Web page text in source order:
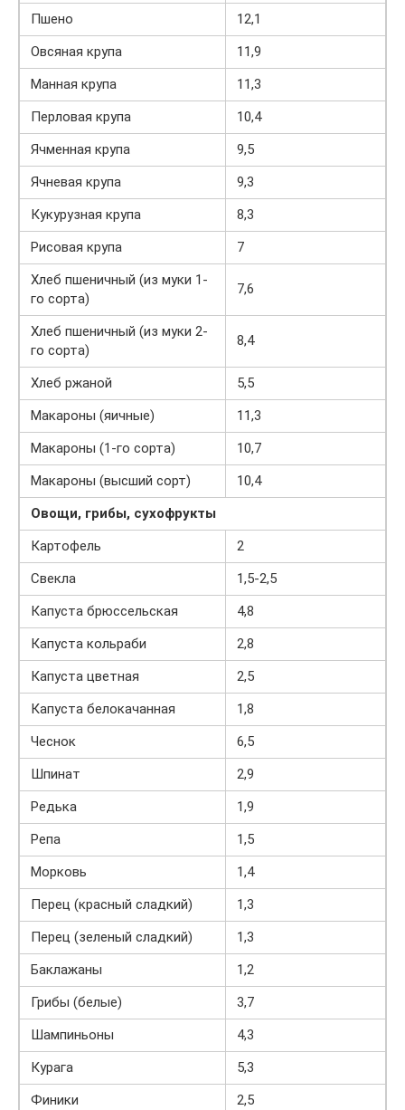
Пшено
12,1
Овсяная крупа
11,9
Манная крупа
11,3
Перловая крупа
10,4
Ячменная крупа
9,5
Ячневая крупа
9,3
Кукурузная крупа
8,3
Рисовая крупа
7
Хлеб пшеничный (из муки 1-
го сорта)
7,6
Хлеб пшеничный (из муки 2-
го сорта)
8,4
Хлеб ржаной
5,5
Макароны (яичные)
11,3
Макароны (1-го сорта)
10,7
Макароны (высший сорт)
10,4
Овощи, грибы, сухофрукты
Картофель
2
Свекла
1,5-2,5
Капуста брюссельская
4,8
Капуста кольраби
2,8
Капуста цветная
2,5
Капуста белокачанная
1,8
Чеснок
6,5
Шпинат
2,9
Редька
1,9
Репа
1,5
Морковь
1,4
Перец (красный сладкий)
1,3
Перец (зеленый сладкий)
1,3
Баклажаны
1,2
Грибы (белые)
3,7
Шампиньоны
4,3
Курага
5,3
Финики
2,5